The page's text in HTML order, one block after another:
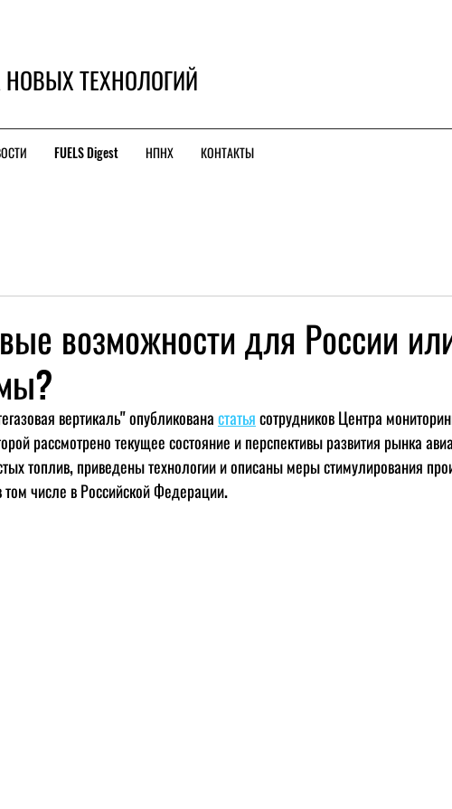
ТЕХНОЛОГИЙ
FUELS Digest НПНХ КОНТАКТЫ
возможности для России
вертикаль" опубликована статья сотрудников Центра
рассмотрено текущее состояние и перспективы развития рынка
топлив, приведены технологии и описаны меры стимулирования
том числе в Российской Федерации.